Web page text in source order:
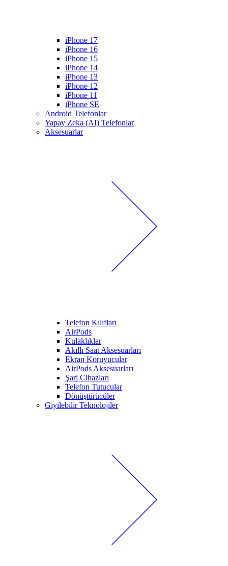
iPhone 17
iPhone 16
iPhone 15
iPhone 14
iPhone 13
iPhone 12
iPhone 11
iPhone SE
Android Telefonlar
Yapay Zeka (AI) Telefonlar
Aksesuarlar
Telefon Kılıfları
AirPods
Kulaklıklar
Akıllı Saat Aksesuarları
Ekran Koruyucular
AirPods Aksesuarları
Şarj Cihazları
Telefon Tutucular
Dönüştürücüler
Giyilebilir Teknolojiler